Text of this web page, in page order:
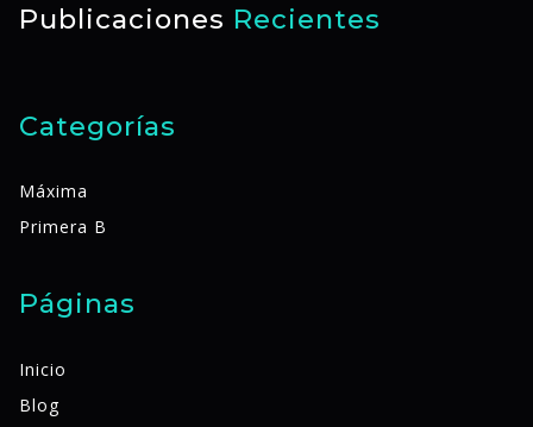
Publicaciones Recientes
Categorías
Máxima
Primera B
Páginas
Inicio
Blog